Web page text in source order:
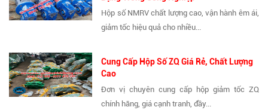
Hộp số NMRV chất lượng cao, vận hành êm ái,
giảm tốc hiệu quả cho nhiều...
Cung Cấp Hộp Số ZQ Giá Rẻ, Chất Lượng
Cao
Đơn vị chuyên cung cấp hộp giảm tốc ZQ
chính hãng, giá cạnh tranh, đầy...